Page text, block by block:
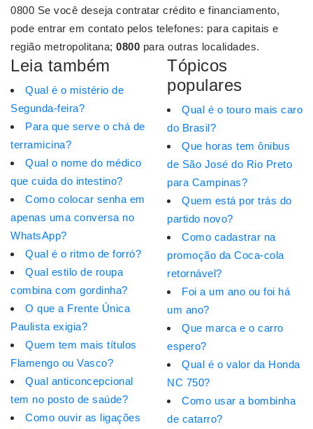
0800 Se você deseja contratar crédito e financiamento,
pode entrar em contato pelos telefones: para capitais e
região metropolitana; 0800 para outras localidades.
Leia também
Qual é o mistério de
Segunda-feira?
Para que serve o chá de
terramicina?
Qual o nome do médico
que cuida do intestino?
Como colocar senha em
apenas uma conversa no
WhatsApp?
Qual é o ritmo de forró?
Qual estilo de roupa
combina com gordinha?
O que a Frente Única
Paulista exigia?
Quem tem mais títulos
Flamengo ou Vasco?
Qual anticoncepcional
tem no posto de saúde?
Como ouvir as ligações
Tópicos
populares
Qual é o touro mais caro
do Brasil?
Que horas tem ônibus
de São José do Rio Preto
para Campinas?
Quem está por trás do
partido novo?
Como cadastrar na
promoção da Coca-cola
retornável?
Foi a um ano ou foi há
um ano?
Que marca e o carro
espero?
Qual é o valor da Honda
NC 750?
Como usar a bombinha
de catarro?